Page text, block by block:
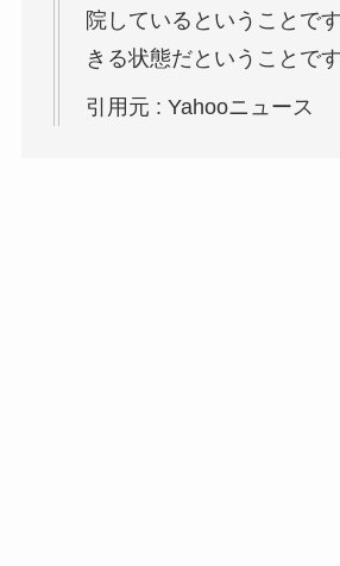
院しているということで
きる状態だということです
引用元 : Yahooニュース